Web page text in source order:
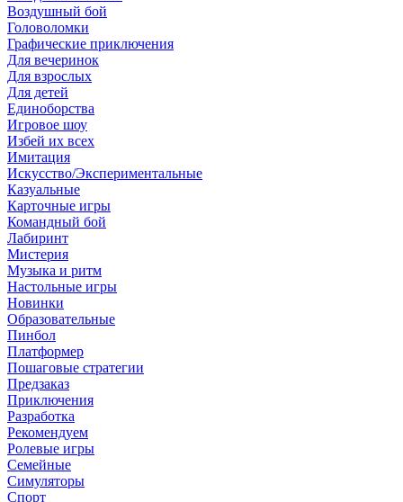
Воздушный бой
Головоломки
Графические приключения
Для вечеринок
Для взрослых
Для детей
Единоборства
Игровое шоу
Избей их всех
Имитация
Искусство/Экспериментальные
Казуальные
Карточные игры
Командный бой
Лабиринт
Мистерия
Музыка и ритм
Настольные игры
Новинки
Образовательные
Пинбол
Платформер
Пошаговые стратегии
Предзаказ
Приключения
Разработка
Рекомендуем
Ролевые игры
Семейные
Симуляторы
Спорт